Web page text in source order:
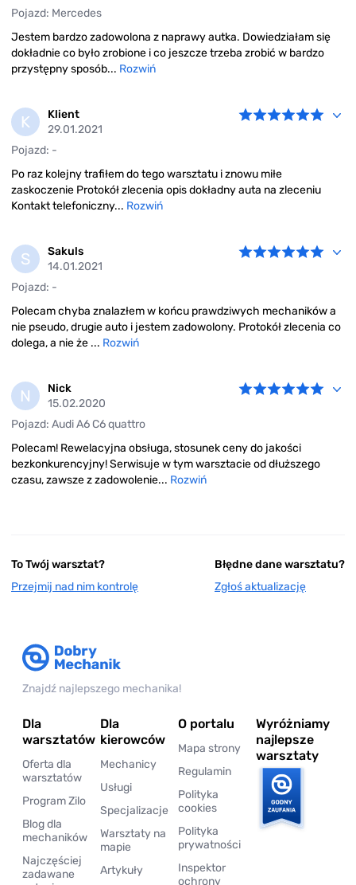
Pojazd: Mercedes
Jestem bardzo zadowolona z naprawy autka. Dowiedziałam się
dokładnie co było zrobione i co jeszcze trzeba zrobić w bardzo
przystępny sposób... Rozwiń
K
Klient
29.01.2021
Pojazd: -
Po raz kolejny trafiłem do tego warsztatu i znowu miłe
zaskoczenie Protokół zlecenia opis dokładny auta na zleceniu
Kontakt telefoniczny... Rozwiń
S
Sakuls
14.01.2021
Pojazd: -
Polecam chyba znalazłem w końcu prawdziwych mechaników a
nie pseudo, drugie auto i jestem zadowolony. Protokół zlecenia co
dolega, a nie że ... Rozwiń
N
Nick
15.02.2020
Pojazd: Audi A6 C6 quattro
Polecam! Rewelacyjna obsługa, stosunek ceny do jakości
bezkonkurencyjny! Serwisuje w tym warsztacie od dłuższego
czasu, zawsze z zadowolenie... Rozwiń
To Twój warsztat?
Przejmij nad nim kontrolę
Błędne dane warsztatu?
Zgłoś aktualizację
Znajdź najlepszego mechanika!
Dla
warsztatów
Oferta dla
warsztatów
Program Zilo
Blog dla
mechaników
Najczęściej
zadawane
Dla
kierowców
Mechanicy
Usługi
Specjalizacje
Warsztaty na
mapie
Artykuły
O portalu
Mapa strony
Regulamin
Polityka
cookies
Polityka
prywatności
Inspektor
ochrony
Wyróżniamy
najlepsze
warsztaty